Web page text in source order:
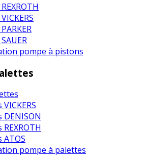
pompe à pistons
DENISON
ATOS
pompe à palettes